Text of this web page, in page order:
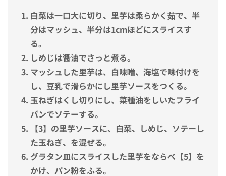
白菜は一口大に切り、里芋は柔らかく茹で、半
分はマッシュ、半分は1cmほどにスライスす
る。
しめじは醤油でさっと煮る。
マッシュした里芋は、白味噌、海塩で味付けを
し、豆乳で滑らかにし里芋ソースをつくる。
玉ねぎはくし切りにし、菜種油をしいたフライ
パンでソテーする。
【3】の里芋ソースに、白菜、しめじ、ソテーし
た玉ねぎ、を混ぜる。
グラタン皿にスライスした里芋をならべ【5】を
かけ、パン粉をふる。